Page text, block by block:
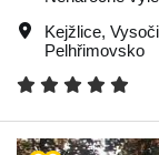
Kejžlice,
Pelhřimovsko